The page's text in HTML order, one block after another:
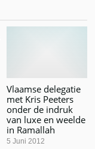
Vlaamse delegatie
met Kris Peeters
onder de indruk
van luxe en weelde
in Ramallah
5 Juni 2012